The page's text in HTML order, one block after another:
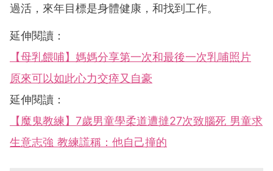
過活，來年目標是身體健康，和找到工作。
延伸閱讀：
【母乳餵哺】媽媽分享第一次和最後一次乳哺照片
原來可以如此心力交瘁又自豪
延伸閱讀：
【魔鬼教練】7歲男童學柔道遭撻27次致腦死 男童求
生意志強 教練謊稱：他自己撞的